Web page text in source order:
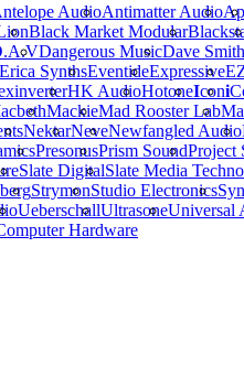
AudioAntimatter Audio
Black Market Modular
.A.VDangerous MusicDave
Erica SynthsEventideExpressive
HK AudioHotoneIconi
MackieMad Rooster Lab
NektarNeveNewfangled Audio
PresonusPrism SoundProject
Slate DigitalSlate Media
StrymonStudio Electronics
UeberschallUltrasoneUniversal
Hardware